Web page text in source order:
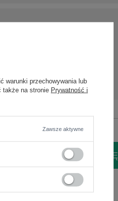
SIĘ I ZOBACZ CENĘ
warunki przechowywania lub
także na stronie Prywatność i
Zawsze aktywne